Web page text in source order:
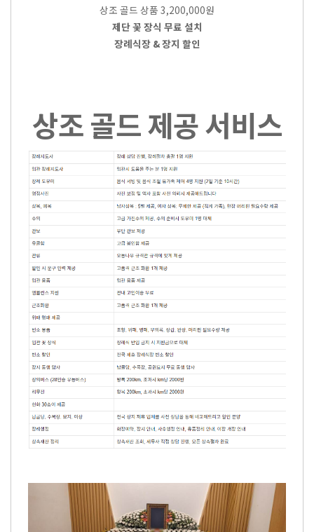
상조 골드 상품 3,200,000원
제단 꽃 장식 무료 설치
장례식장 & 장지 할인
상조 골드 제공 서비스